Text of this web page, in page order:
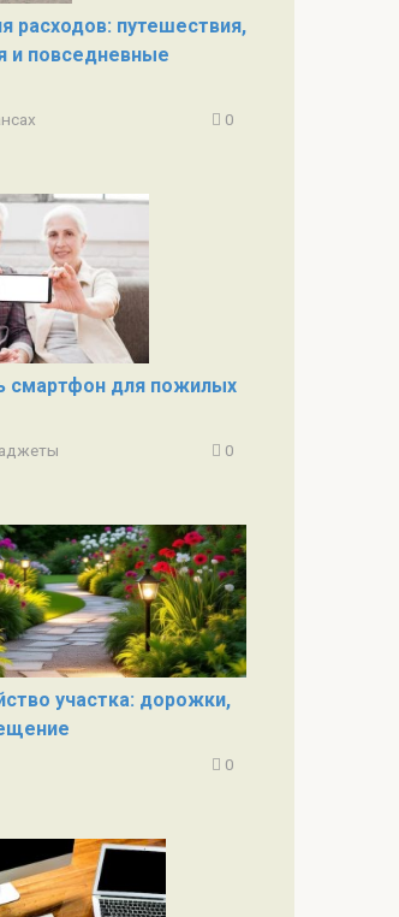
расходов: путешествия,
и повседневные
0
смартфон для пожилых
0
участка: дорожки,
0